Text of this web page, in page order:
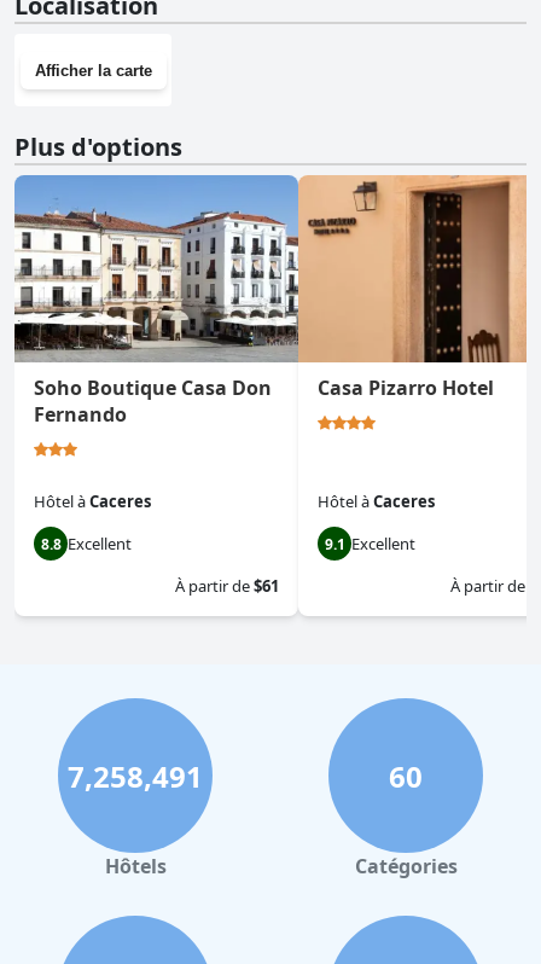
sport.
Afficher la carte
Plus d'options
Soho Boutique Casa Don
Fernando
HôtelàCaceres
8.8 Excellent
À partir de$61
Casa Pizarro Hotel
HôtelàCaceres
9.1 Excellent
À partir de
7,258,491
Hôtels
60
Catégories